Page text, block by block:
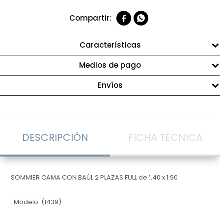
 
Características
Medios de pago
Envíos
DESCRIPCIÓN FICHA TÉCNICA
SOMMIER CAMA CON BAÚL 2 PLAZAS FULL de 1.40 x 1.90
. Modelo: (1439)